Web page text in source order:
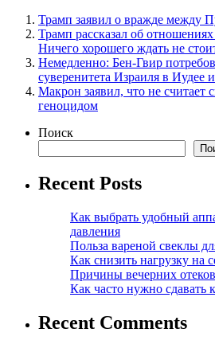
Трамп заявил о вражде между
Трамп рассказал об
Ничего хорошего ждать не
Немедленно: Бен-Гвир
суверенитета Израиля в Иудее
Макрон заявил, что не считает
геноцидом
Поиск
Recent Posts
Как выбрать удобный
давления
Польза вареной свеклы
Как снизить нагрузку на
Причины вечерних
Как часто нужно сдавать
Recent Comments